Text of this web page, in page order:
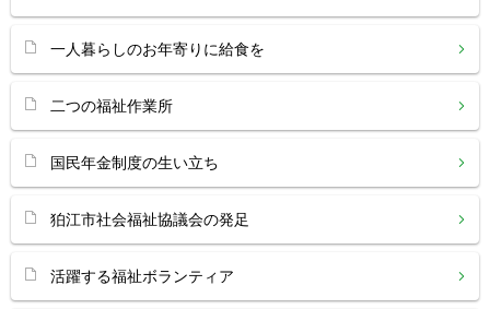
一人暮らしのお年寄りに給食を
二つの福祉作業所
国民年金制度の生い立ち
狛江市社会福祉協議会の発足
活躍する福祉ボランティア